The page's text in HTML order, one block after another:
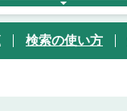
検索の使い方